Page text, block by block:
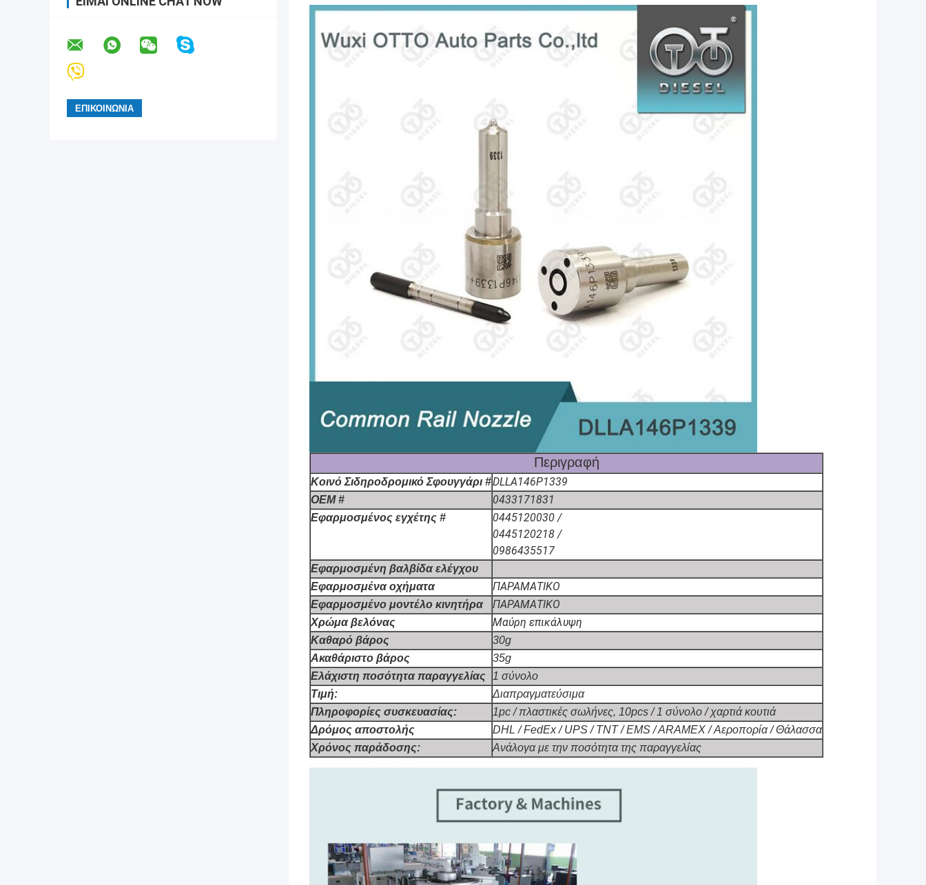
Περιγραφή
Κοινό Σιδηροδρομικό Σφουγγάρι #DLLA146P1339
OEM # 0433171831
Εφαρμοσμένος εγχέτης #
0445120030 /
0445120218 /
0986435517
Εφαρμοσμένη βαλβίδα ελέγχου
Εφαρμοσμένα οχήματα
ΠΑΡΑΜΑΤΙΚΟ
Εφαρμοσμένο μοντέλο κινητήρα ΠΑΡΑΜΑΤΙΚΟ
Χρώμα βελόνας Μαύρη επικάλυψη
Καθαρό βάρος
30g
Ακαθάριστο βάρος
35g
Ελάχιστη ποσότητα παραγγελίας
1 σύνολο
Τιμή:
Διαπραγματεύσιμα
Πληροφορίες συσκευασίας:
1pc / πλαστικές σωλήνες, 10pcs / 1 σύνολο / χαρτιά κουτιά
Δρόμος αποστολής
DHL / FedEx / UPS / TNT / EMS / ARAMEX / Αεροπορία / Θάλασσα
Χρόνος παράδοσης:
Ανάλογα με την ποσότητα της παραγγελίας